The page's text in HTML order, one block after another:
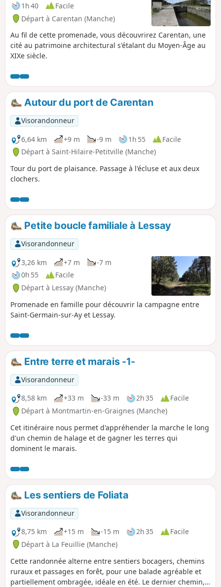
1h 40
Facile
Départ à Carentan (Manche)
Au fil de cette promenade, vous découvrirez Carentan, une
cité au patrimoine architectural s'étalant du Moyen-Âge au
XIXe siècle.
Autour du port de Carentan
Visorandonneur
6,64 km
+9 m -9 m 1h 55
Facile
Départ à Saint-Hilaire-Petitville (Manche)
Tour du port de plaisance. Passage à l'écluse et aux deux
clochers.
Petite boucle familiale à Lessay
Visorandonneur
3,26 km
+7 m
-7 m
0h 55
Facile
Départ à Lessay (Manche)
Promenade en famille pour découvrir la campagne entre
Saint-Germain-sur-Ay et Lessay.
Entre terre et marais -1-
Visorandonneur
8,58 km
+33 m -33 m 2h 35
Facile
Départ à Montmartin-en-Graignes (Manche)
Cet itinéraire nous permet d'appréhender la marche le long
d'un chemin de halage et de gagner les terres qui
dominent le marais.
Les sentiers de Foliata
Visorandonneur
8,75 km
+15 m -15 m 2h 35
Facile
Départ à La Feuillie (Manche)
Cette randonnée alterne entre sentiers bocagers, chemins
ruraux et passages en forêt, pour une balade agréable et
partiellement ombragée, idéale en été. Le dernier chemin,